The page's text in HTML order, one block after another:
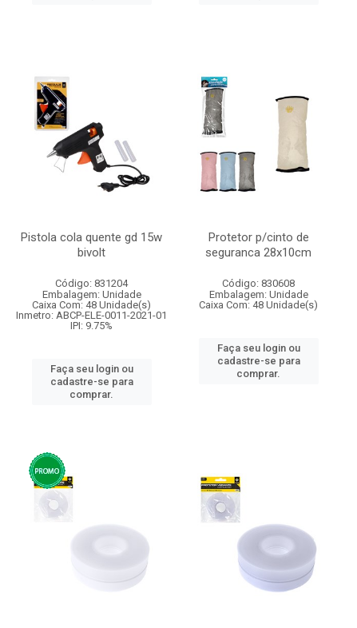
Pistola cola quente gd 15w
bivolt
Código: 831204
Embalagem: Unidade
Caixa Com: 48 Unidade(s)
Inmetro: ABCP-ELE-0011-2021-01
IPI: 9.75%
Faça seu login ou
cadastre-se para
comprar.
Protetor p/cinto de
seguranca 28x10cm
Código: 830608
Embalagem: Unidade
Caixa Com: 48 Unidade(s)
Faça seu login ou
cadastre-se para
comprar.